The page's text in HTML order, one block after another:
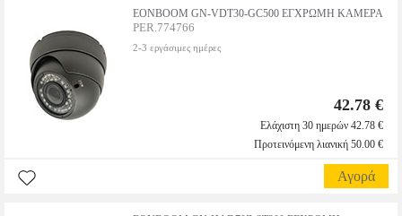
EONBOOM GN-VDT30-GC500 ΕΓΧΡΩΜΗ ΚΑΜΕΡΑ
PER.774766
2-3 εργάσιμες ημέρες
42.78 €
Ελάχιστη 30 ημερών 42.78 €
Προτεινόμενη λιανική 50.00 €
Αγορά